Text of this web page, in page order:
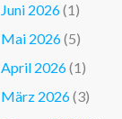
Juni 2026(1)
Mai 2026(5)
April 2026(1)
März 2026(3)